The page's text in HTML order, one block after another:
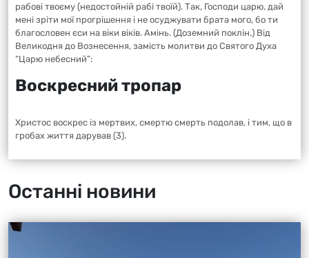
рабові твоєму (недостойній рабі твоїй). Так, Господи царю, дай
мені зріти мої прогрішення і не осуджувати брата мого, бо ти
благословен єси на віки віків. Амінь. (Доземний поклін.) Від
Великодня до Вознесення, замість молитви до Святого Духа
“Царю небесний”:
Воскресний тропар
Христос воскрес із мертвих, смертю смерть подолав, і тим, що в
гробах життя дарував (3).
Останні новини